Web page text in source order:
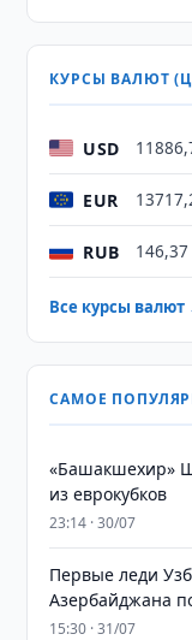
КУРСЫ ВАЛЮТ
USD
EUR
RUB
Все курсы валют
САМОЕ
«Башакшехир»
из еврокубков
23:14 · 30/07
Первые леди
Азербайджана
15:30 · 31/07